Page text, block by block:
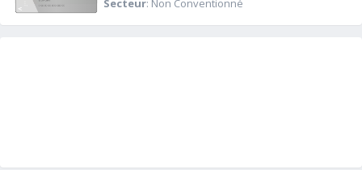
Secteur: Non Conventionné